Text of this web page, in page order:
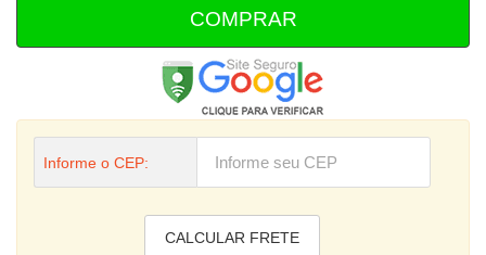
COMPRAR
Informe o CEP: